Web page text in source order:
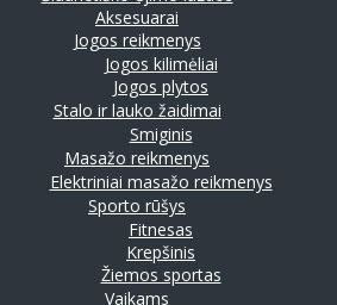
Aksesuarai
Jogos reikmenys
Jogos kilimėliai
Jogos plytos
Stalo ir lauko žaidimai
Smiginis
Masažo reikmenys
Elektriniai masažo reikmenys
Sporto rūšys
Fitnesas
Krepšinis
Žiemos sportas
Vaikams